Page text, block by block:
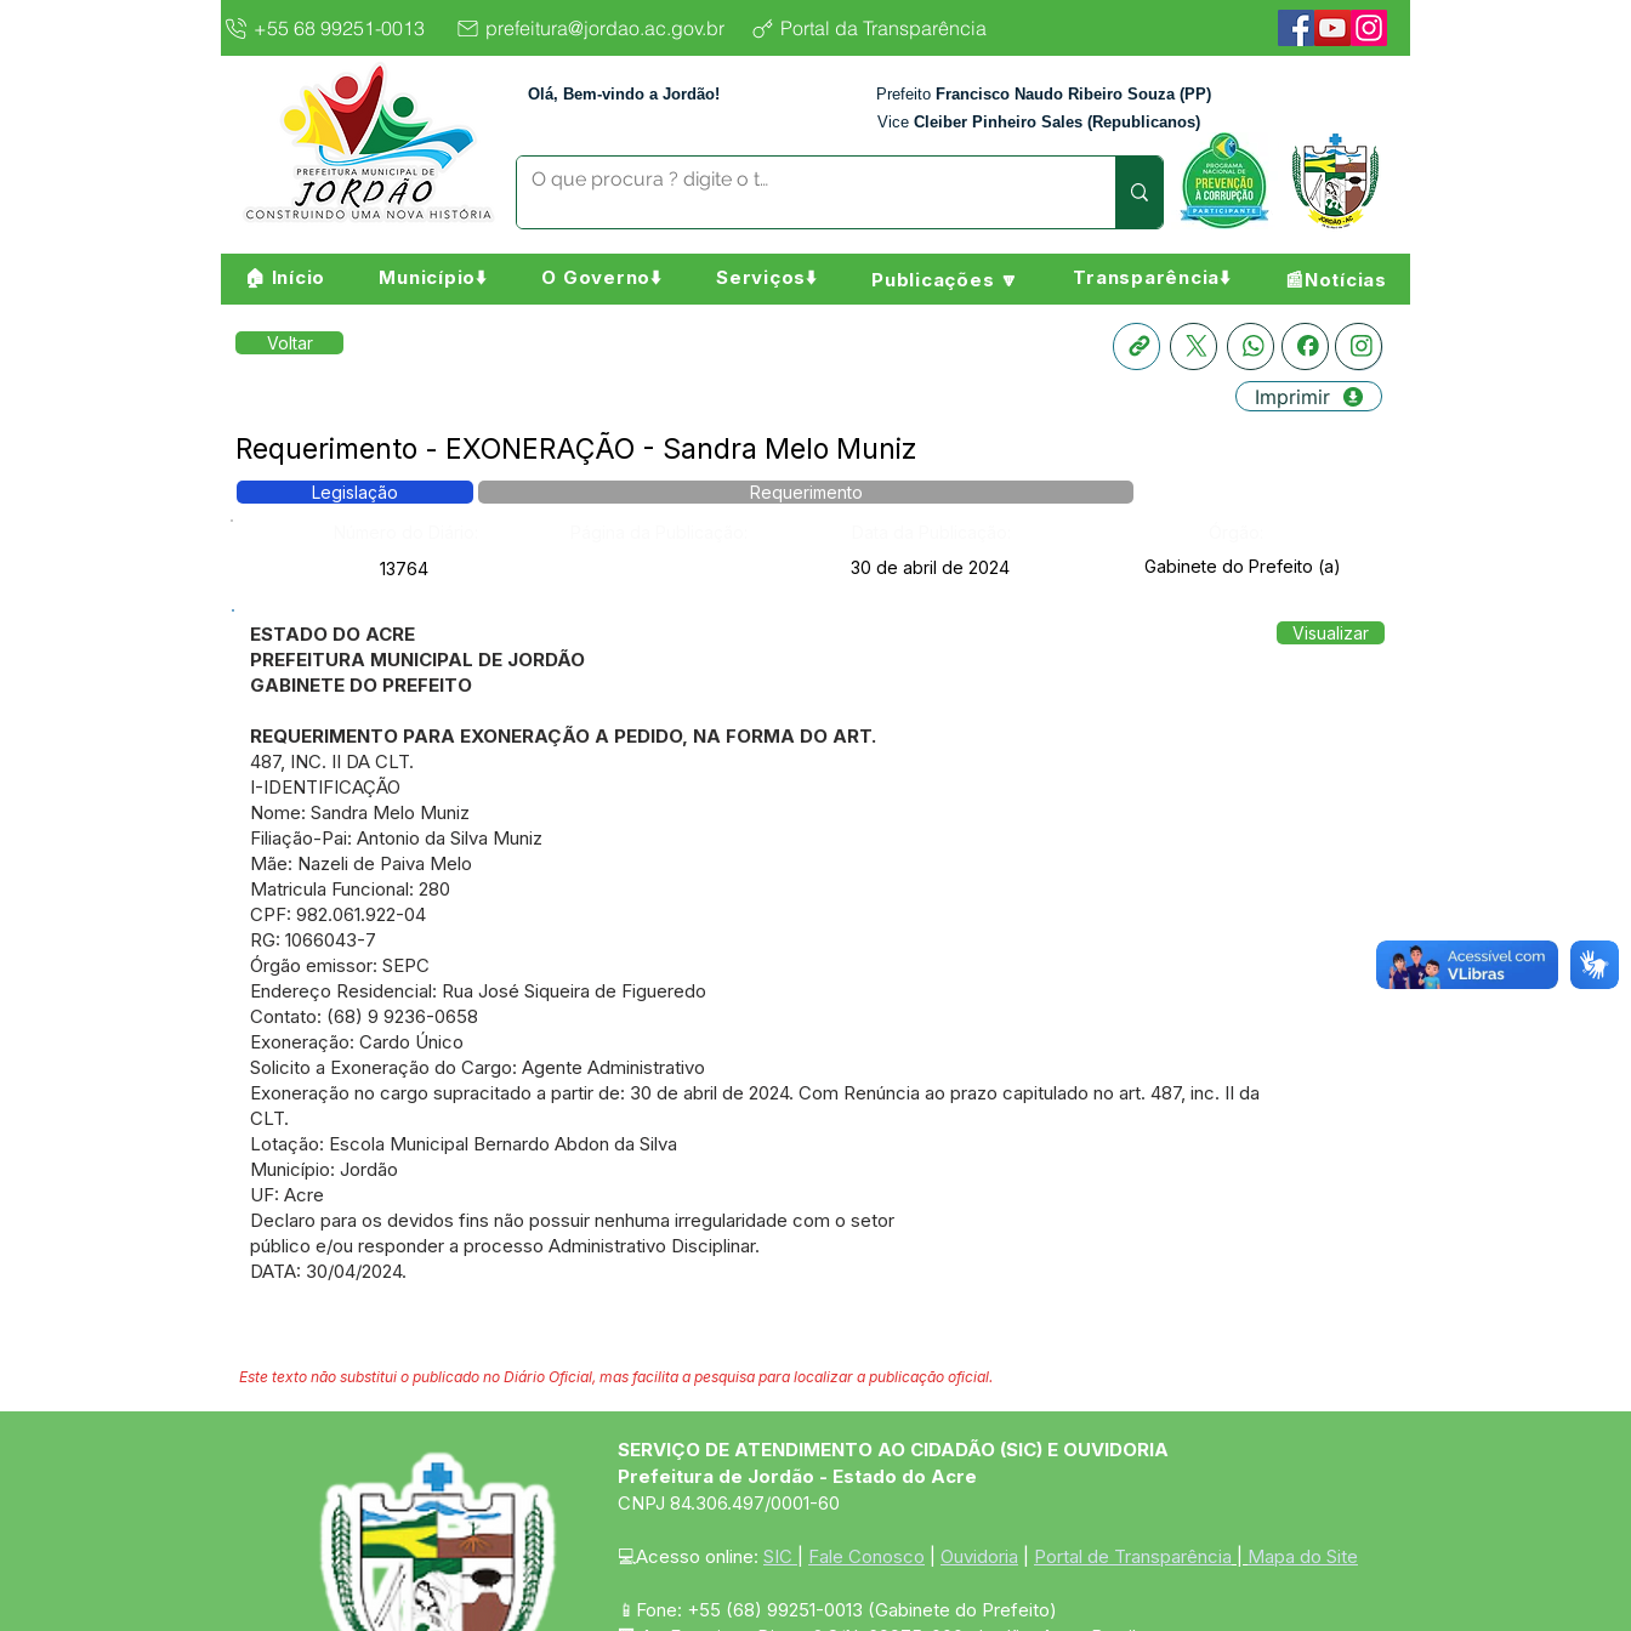
+55 68 99251-0013 prefeitura@jordao.ac.gov.br Portal da Transparência
Olá, Bem-vindo a Jordão! Prefeito Francisco Naudo Ribeiro Souza (PP)
Vice Cleiber Pinheiro Sales (Republicanos)
🏠 Início Município⬇️ O Governo⬇️ Serviços⬇️ Publicações 🔽 Transparência⬇️ 📰Notícias
Voltar
Imprimir
Requerimento - EXONERAÇÃO - Sandra Melo Muniz
Legislação
Requerimento
13764
30 de abril de 2024 Gabinete do Prefeito (a)
ESTADO DO ACRE
PREFEITURA MUNICIPAL DE JORDÃO
GABINETE DO PREFEITO
REQUERIMENTO PARA EXONERAÇÃO A PEDIDO, NA FORMA DO ART.
487, INC. II DA CLT.
I-IDENTIFICAÇÃO
Nome: Sandra Melo Muniz
Filiação-Pai: Antonio da Silva Muniz
Mãe: Nazeli de Paiva Melo
Matricula Funcional: 280
CPF: 982.061.922-04
RG: 1066043-7
Órgão emissor: SEPC
Endereço Residencial: Rua José Siqueira de Figueredo
Contato: (68) 9 9236-0658
Exoneração: Cardo Único
Solicito a Exoneração do Cargo: Agente Administrativo
Exoneração no cargo supracitado a partir de: 30 de abril de 2024. Com Renúncia ao prazo capitulado no art. 487, inc. II da
CLT.
Lotação: Escola Municipal Bernardo Abdon da Silva
Município: Jordão
UF: Acre
Declaro para os devidos fins não possuir nenhuma irregularidade com o setor
público e/ou responder a processo Administrativo Disciplinar.
DATA: 30/04/2024.
Visualizar
Este texto não substitui o publicado no Diário Oficial, mas facilita a pesquisa para localizar a publicação oficial.
SERVIÇO DE ATENDIMENTO AO CIDADÃO (SIC) E OUVIDORIA
Prefeitura de Jordão - Estado do Acre
CNPJ 84.306.497/0001-60
💻Acesso online: SIC Fale Conosco Ouvidoria Portal de Transparência Mapa do Site
📱Fone: +55 (68) 99251-0013 (Gabinete do Prefeito)